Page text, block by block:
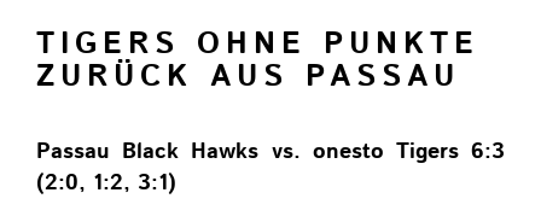
TIGERS OHNE PUNKTE
ZURÜCK AUS PASSAU
Passau Black Hawks vs. onesto Tigers 6:3
(2:0, 1:2, 3:1)